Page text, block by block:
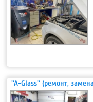
''A-Glass'' (ремонт,